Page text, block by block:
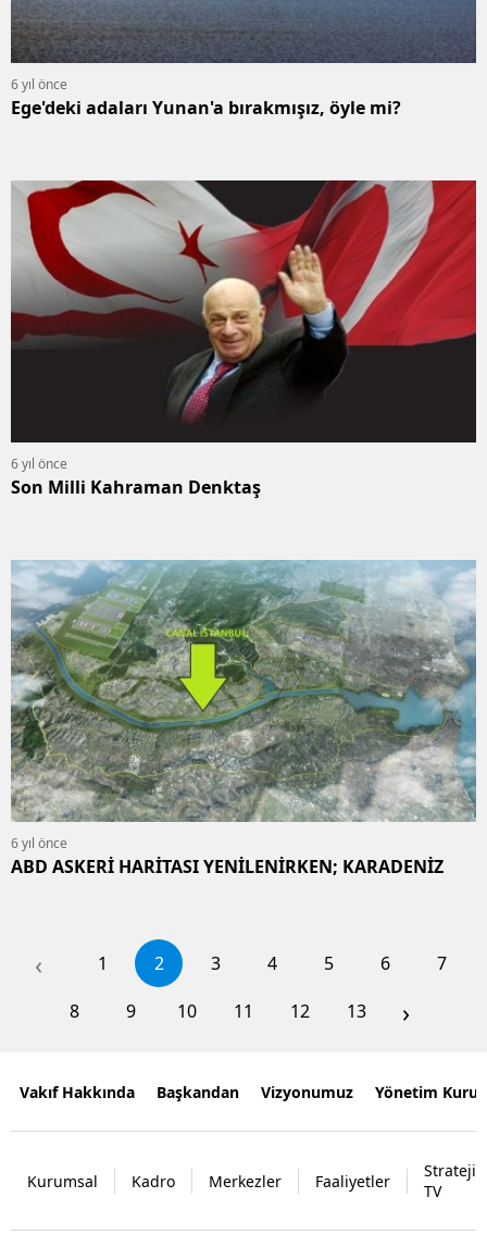
6 yıl önce
Ege'deki adaları Yunan'a bırakmışız, öyle mi?
6 yıl önce
Son Milli Kahraman Denktaş
6 yıl önce
ABD ASKERİ HARİTASI YENİLENİRKEN; KARADENİZ
‹ 1 2 3 4 5 6
7
8
9 10 11 12 13 ›
Vakıf Hakkında Başkandan Vizyonumuz Yönetim
Kurumsal Kadro Merkezler Faaliyetler
Strateji
TV